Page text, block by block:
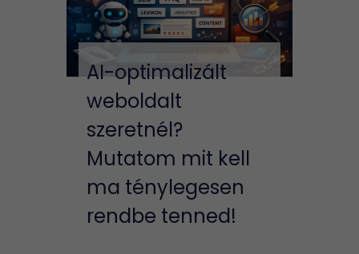
AI-optimalizált
weboldalt
szeretnél?
Mutatom mit kell
ma ténylegesen
rendbe tenned!